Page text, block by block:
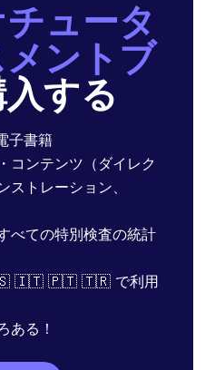
ュータ
ントブ
する
子書籍
コンテンツ（ダイレク
ストレーション、
べての特別検査の統計
🇵🇹 🇹🇷 で利用
ある！